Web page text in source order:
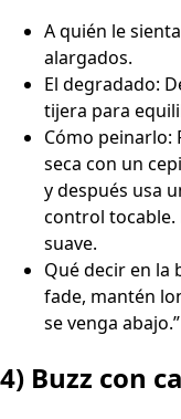
A quién le
alargados.
El degradado:
tijera para
Cómo peinarlo:
seca con un
y después usa
control tocable.
suave.
Qué decir en la
fade, mantén
se venga abajo.”
4) Buzz con